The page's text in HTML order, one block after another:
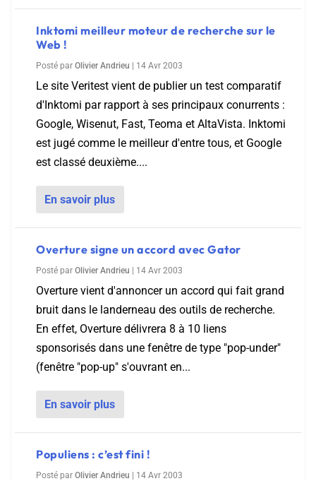
Inktomi meilleur moteur de recherche sur le
Web !
Posté par Olivier Andrieu 14 Avr 2003
Le site Veritest vient de publier un test comparatif
d'Inktomi par rapport à ses principaux conurrents :
Google, Wisenut, Fast, Teoma et AltaVista. Inktomi
est jugé comme le meilleur d'entre tous, et Google
est classé deuxième....
En savoir plus
Overture signe un accord avec Gator
Posté par Olivier Andrieu 14 Avr 2003
Overture vient d'annoncer un accord qui fait grand
bruit dans le landerneau des outils de recherche.
En effet, Overture délivrera 8 à 10 liens
sponsorisés dans une fenêtre de type "pop-under"
(fenêtre "pop-up" s'ouvrant en...
En savoir plus
Populiens : c’est fini !
Posté par Olivier Andrieu 14 Avr 2003